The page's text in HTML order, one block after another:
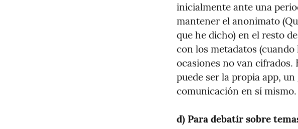
inicialmente ante una
mantener el anonimato
que he dicho) en el resto
con los metadatos (cuando
ocasiones no van cifrados.
puede ser la propia app,
comunicación en sí mismo.
d) Para debatir sobre